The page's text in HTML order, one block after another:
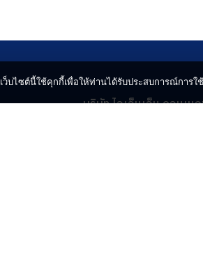
บริษัท ไอเอ็นเอ็น คอนเน
เว็บไซต์นี้ใช้คุกกี้เพื่อให้ท่านได้รับประสบการณ์การใ